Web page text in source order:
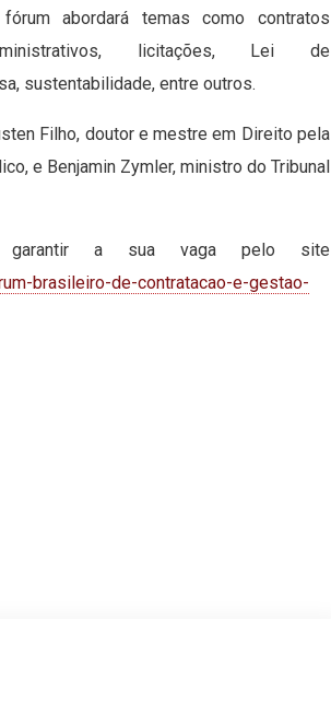
abordará temas como contratos
licitações, Lei de
sustentabilidade, entre outros.
Filho, doutor e mestre em Direito pela
e Benjamin Zymler, ministro do Tribunal
a sua vaga pelo site
brasileiro-de-contratacao-e-gestao-